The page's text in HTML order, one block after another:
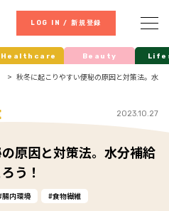
LOG IN / 新規登録
Healthcare Beauty
秋冬に起こりやすい便秘の原因と対策法。水
2023.10.27
原因と対策法。水分補給
う！
腸内環境 食物繊維